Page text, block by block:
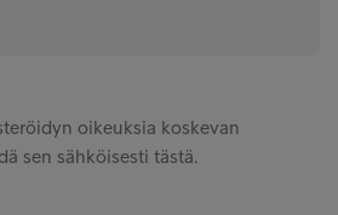
oikeuksia koskevan
sen sähköisesti tästä.